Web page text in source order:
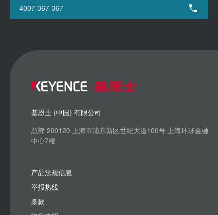
4007-367-367
基恩士 (中国) 有限公司
总部 200120 上海市浦东新区世纪大道100号 上海环球金融
中心7楼
产品法规信息
举报热线
条款